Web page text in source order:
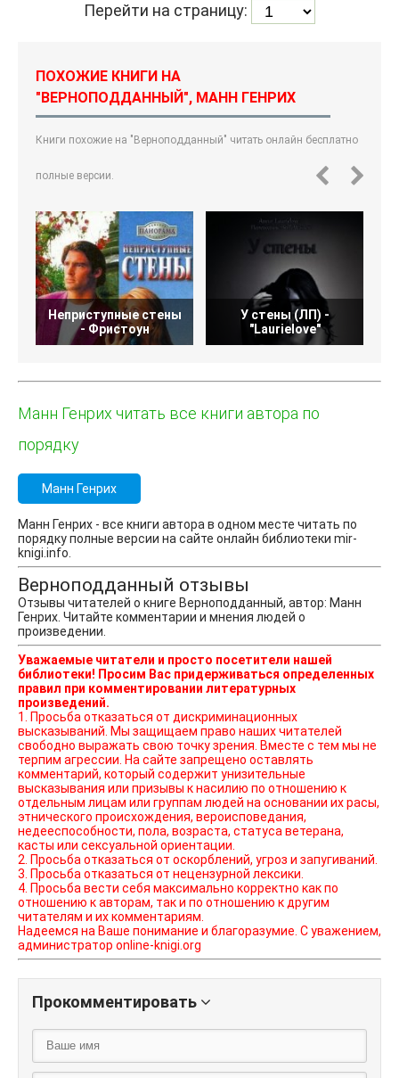
Перейти на страницу:
ПОХОЖИЕ КНИГИ НА
"ВЕРНОПОДДАННЫЙ", МАНН ГЕНРИХ
Книги похожие на "Верноподданный" читать онлайн бесплатно
полные версии.
Неприступные стены
- Фристоун
У стены (ЛП) -
"Laurielove"
Манн Генрих читать все книги автора по
порядку
Манн Генрих
Манн Генрих - все книги автора в одном месте читать по
порядку полные версии на сайте онлайн библиотеки mir-
knigi.info.
Верноподданный отзывы
Отзывы читателей о книге Верноподданный, автор: Манн
Генрих. Читайте комментарии и мнения людей о
произведении.
Уважаемые читатели и просто посетители нашей
библиотеки! Просим Вас придерживаться определенных
правил при комментировании литературных
произведений.
1. Просьба отказаться от дискриминационных
высказываний. Мы защищаем право наших читателей
свободно выражать свою точку зрения. Вместе с тем мы не
терпим агрессии. На сайте запрещено оставлять
комментарий, который содержит унизительные
высказывания или призывы к насилию по отношению к
отдельным лицам или группам людей на основании их расы,
этнического происхождения, вероисповедания,
недееспособности, пола, возраста, статуса ветерана,
касты или сексуальной ориентации.
2. Просьба отказаться от оскорблений, угроз и запугиваний.
3. Просьба отказаться от нецензурной лексики.
4. Просьба вести себя максимально корректно как по
отношению к авторам, так и по отношению к другим
читателям и их комментариям.
Надеемся на Ваше понимание и благоразумие. С уважением,
администратор online-knigi.org
Прокомментировать